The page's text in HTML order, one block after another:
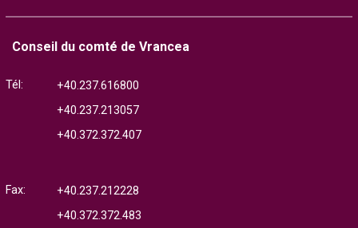
Conseil du comté de Vrancea
Tél:
+40.237.616800
+40.237.213057
+40.372.372.407
Fax:
+40.237.212228
+40.372.372.483